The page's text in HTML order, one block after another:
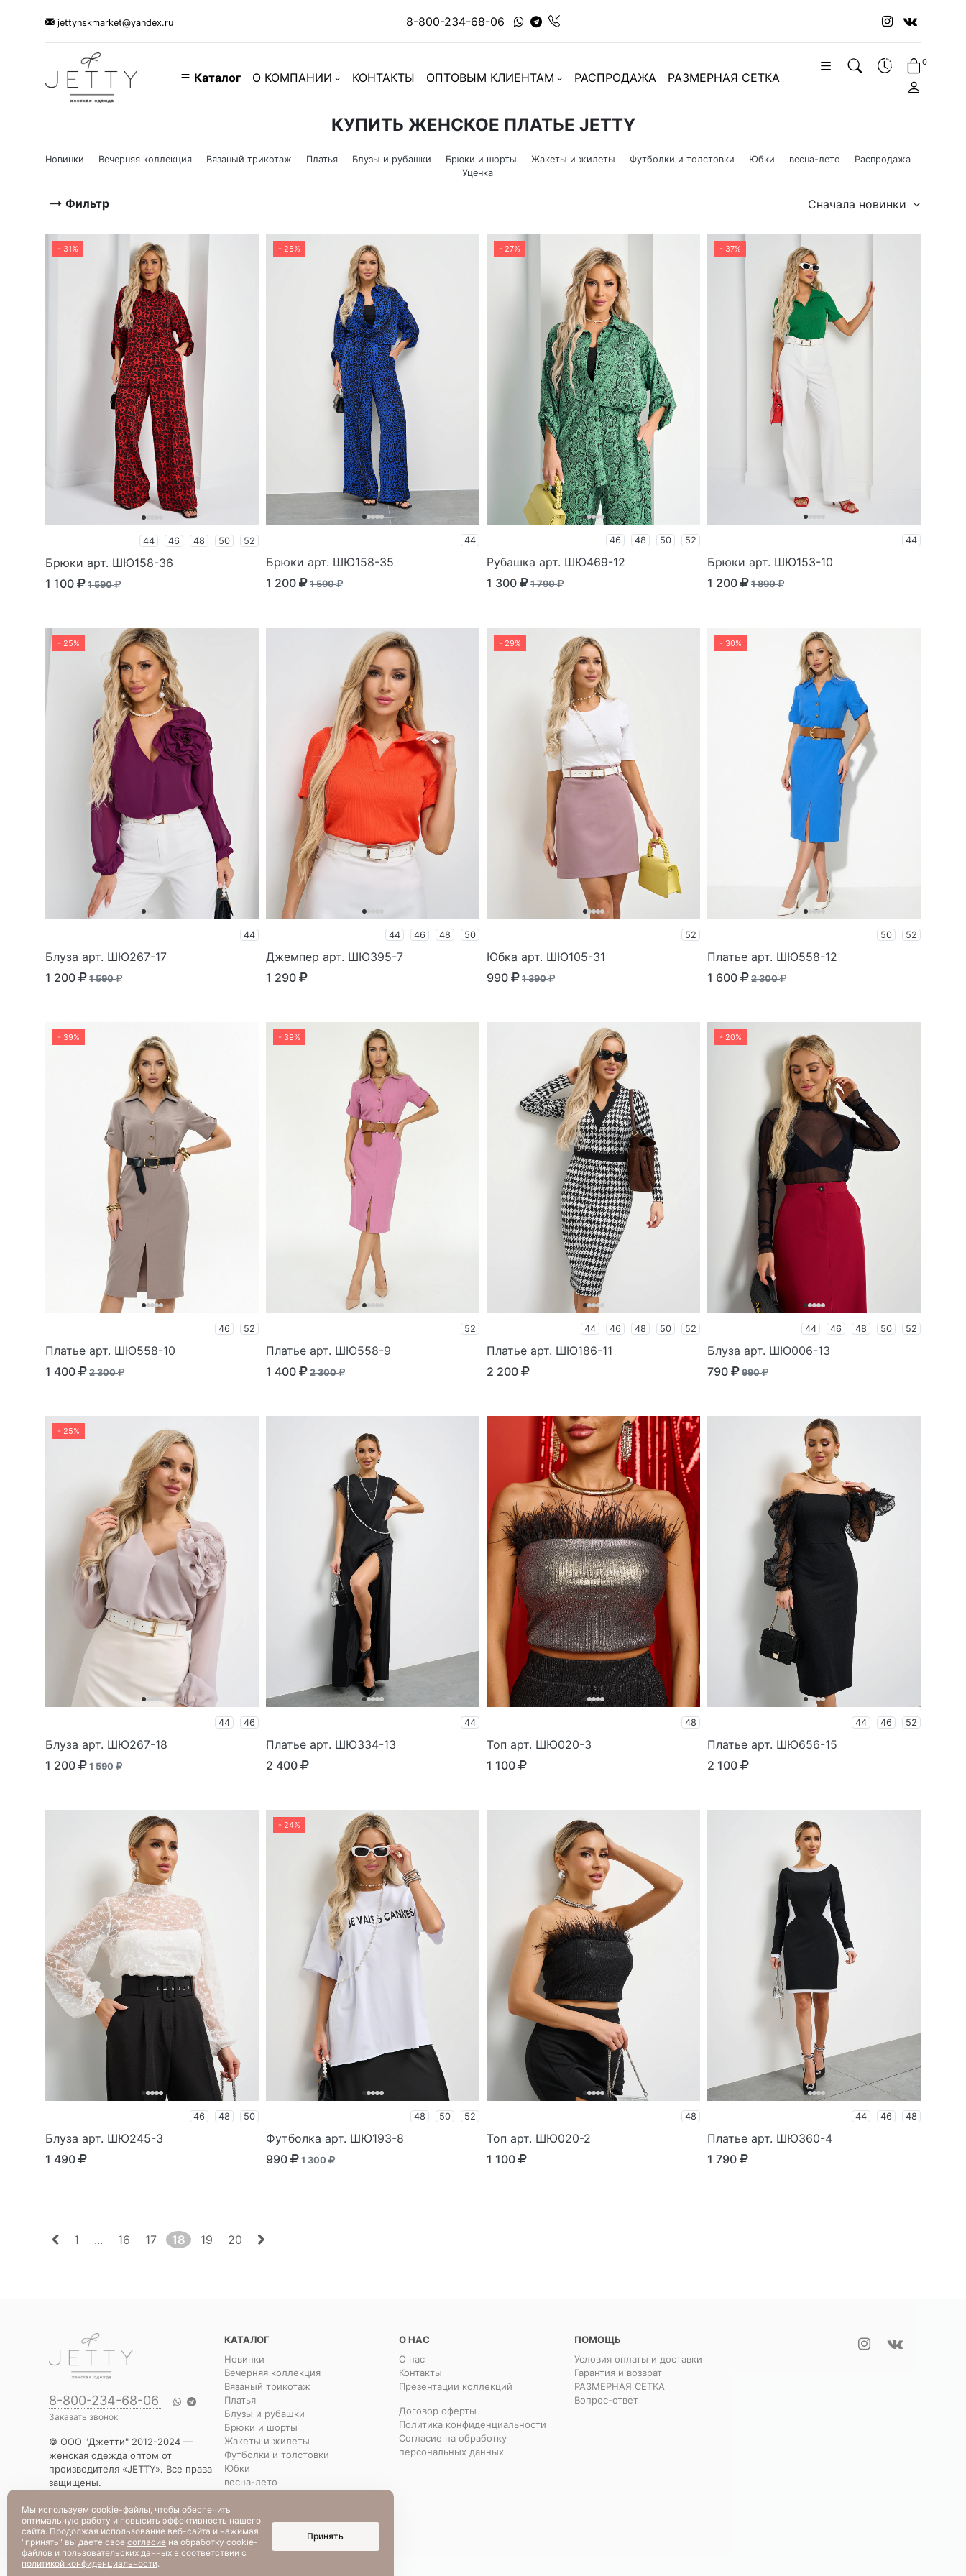
jettynskmarket@yandex.ru 8-800-234-68-06
Каталог О КОМПАНИИ КОНТАКТЫ ОПТОВЫМ КЛИЕНТАМ РАСПРОДАЖА РАЗМЕРНАЯ СЕТКА
0
КУПИТЬ ЖЕНСКОЕ ПЛАТЬЕ JETTY
Новинки Вечерняя коллекция Вязаный трикотаж Платья Блузы и рубашки Брюки и шорты Жакеты и жилеты Футболки и толстовки Юбки весна-лето
Распродажа
Уценка
Фильтр Сначала новинки
- 31%
44 46 48 50 52
Брюки арт. ШЮ158-36
1 100
1 590
- 25%
44
Брюки арт. ШЮ158-35
1 200
1 590
- 27%
46 48 50 52
Рубашка арт. ШЮ469-12
1 300
1 790
- 37%
44
Брюки арт. ШЮ153-10
1 200
1 890
- 25%
44
Блуза арт. ШЮ267-17
1 200
1 590
44 46 48 50
Джемпер арт. ШЮ395-7
1 290
- 29%
52
Юбка арт. ШЮ105-31
990
1 390
- 30%
50 52
Платье арт. ШЮ558-12
1 600
2 300
- 39%
46 52
Платье арт. ШЮ558-10
1 400
2 300
- 39%
52
Платье арт. ШЮ558-9
1 400
2 300
44 46 48 50 52
Платье арт. ШЮ186-11
2 200
- 20%
44 46 48 50 52
Блуза арт. ШЮ006-13
790
990
- 25%
44 46
Блуза арт. ШЮ267-18
1 200
1 590
44
Платье арт. ШЮ334-13
2 400
48
Топ арт. ШЮ020-3
1 100
44 46 52
Платье арт. ШЮ656-15
2 100
46 48 50
Блуза арт. ШЮ245-3
1 490
- 24%
48 50 52
Футболка арт. ШЮ193-8
990
1 300
48
Топ арт. ШЮ020-2
1 100
44 46 48
Платье арт. ШЮ360-4
1 790
1 ... 16 17 18 19 20
8-800-234-68-06
Заказать звонок
© ООО "Джетти" 2012-2024 —
женская одежда оптом от
производителя «JETTY». Все права
защищены.
условия их приобретения
действительны по состоянию на
текущую дату.
КАТАЛОГ
Новинки
Вечерняя коллекция
Вязаный трикотаж
Платья
Блузы и рубашки
Брюки и шорты
Жакеты и жилеты
Футболки и толстовки
Юбки
весна-лето
Уценка
О НАС
О нас
Контакты
Презентации коллекций
Договор оферты
Политика конфиденциальности
Согласие на обработку
персональных данных
ПОМОЩЬ
Условия оплаты и доставки
Гарантия и возврат
РАЗМЕРНАЯ СЕТКА
Вопрос-ответ
Мы используем cookie-файлы, чтобы обеспечить
оптимальную работу и повысить эффективность нашего
сайта. Продолжая использование веб-сайта и нажимая
"принять" вы даете свое согласие на обработку cookie-
файлов и пользовательских данных в соответствии с
политикой конфиденциальности.
Принять